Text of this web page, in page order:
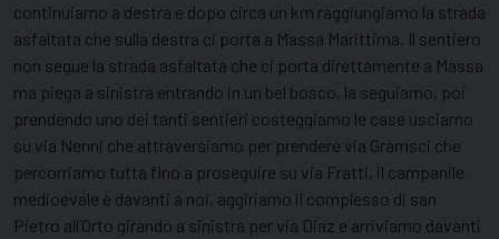
continuiamo a destra e dopo circa un km raggiungiamo la strada
asfaltata che sulla destra ci porta a Massa Marittima. Il sentiero
non segue la strada asfaltata che ci porta direttamente a Massa
ma piega a sinistra entrando in un bel bosco, la seguiamo, poi
prendendo uno dei tanti sentieri costeggiamo le case usciamo
su via Nenni che attraversiamo per prendere via Gramsci che
percorriamo tutta fino a proseguire su via Fratti, il campanile
medioevale è davanti a noi, aggiriamo il complesso di san
Pietro all’Orto girando a sinistra per via Diaz e arriviamo davanti